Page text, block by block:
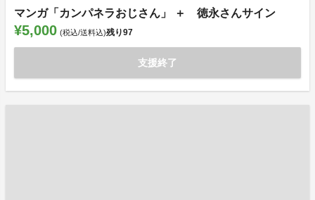
マンガ「カンパネラおじさん」 ＋ 徳永さんサイン
¥5,000 (税込/送料込)残り97
支援終了